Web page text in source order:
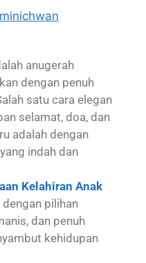
anugerah
dengan penuh
satu cara elegan
selamat, doa, dan
adalah dengan
indah dan
Kelahiran Anak
dengan pilihan
dan penuh
kehidupan